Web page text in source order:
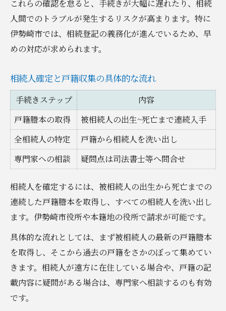
書類不備を防ぐための実践的なチェック方
法
地域事情を踏まえた不動産相続の実践ステップ
伊勢崎市特有の不動産相続手続きフロー比
地域密着型の相続サポートを選ぶメリット
群馬県での不動産評価証明書取得のポイン
ト
伊勢崎市役所・法務局の活用方法まとめ
地元の専門家に依頼する際の注意事項
家族間で円満に手続きを終えるために意識すべ
き点
家族で協力して進める不動産相続の進行例
遺産分割協議で意見が割れた時の対処法
円満な相続を実現する合意形成のコツ
手続き中のトラブルを防ぐための話し合い
術
司法書士など専門家を交えた協議の進め方
これらの確認を怠ると、手続きが大幅に遅れたり、相続
人間でのトラブルが発生するリスクが高まります。特に
伊勢崎市では、相続登記の義務化が進んでいるため、早
めの対応が求められます。
相続人確定と戸籍収集の具体的な流れ
手続きステップ
内容
戸籍謄本の取得
被相続人の出生~死亡まで連続入手
全相続人の特定
戸籍から相続人を洗い出し
専門家への相談
疑問点は司法書士等へ問合せ
相続人を確定するには、被相続人の出生から死亡までの
連続した戸籍謄本を取得し、すべての相続人を洗い出し
ます。伊勢崎市役所や本籍地の役所で請求が可能です。
具体的な流れとしては、まず被相続人の最新の戸籍謄本
を取得し、そこから過去の戸籍をさかのぼって集めてい
きます。相続人が遠方に在住している場合や、戸籍の記
載内容に疑問がある場合は、専門家へ相談するのも有効
です。